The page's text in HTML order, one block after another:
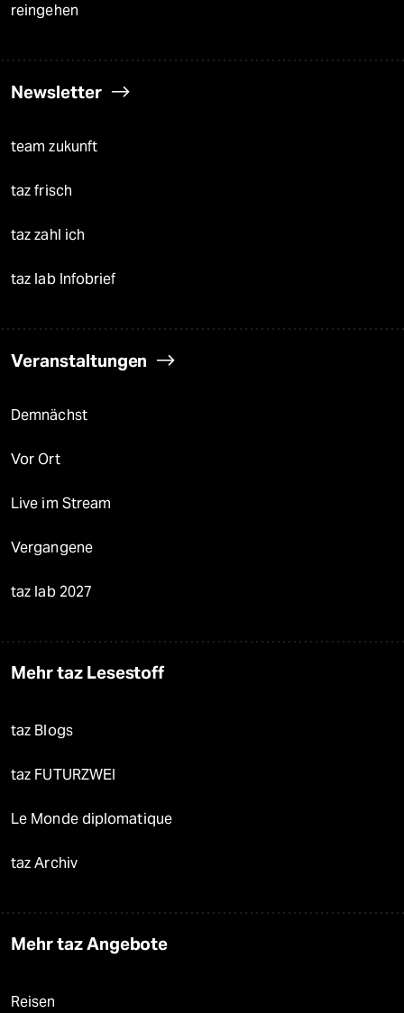
reingehen
Newsletter
team zukunft
taz frisch
taz zahl ich
taz lab Infobrief
Veranstaltungen
Demnächst
Vor Ort
Live im Stream
Vergangene
taz lab 2027
Mehr taz Lesestoff
taz Blogs
taz FUTURZWEI
Le Monde diplomatique
taz Archiv
Mehr taz Angebote
Reisen